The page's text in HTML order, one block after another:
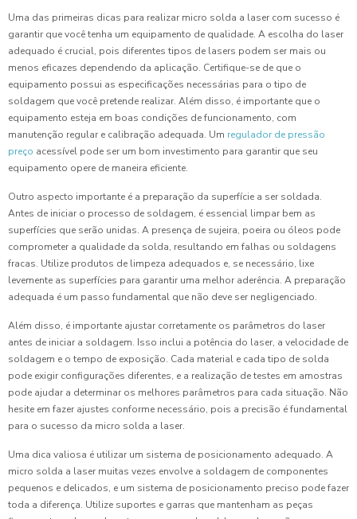
Uma das primeiras dicas para realizar micro solda a laser com sucesso é
garantir que você tenha um equipamento de qualidade. A escolha do laser
adequado é crucial, pois diferentes tipos de lasers podem ser mais ou
menos eficazes dependendo da aplicação. Certifique-se de que o
equipamento possui as especificações necessárias para o tipo de
soldagem que você pretende realizar. Além disso, é importante que o
equipamento esteja em boas condições de funcionamento, com
manutenção regular e calibração adequada. Um regulador de pressão
preço acessível pode ser um bom investimento para garantir que seu
equipamento opere de maneira eficiente.
Outro aspecto importante é a preparação da superfície a ser soldada.
Antes de iniciar o processo de soldagem, é essencial limpar bem as
superfícies que serão unidas. A presença de sujeira, poeira ou óleos pode
comprometer a qualidade da solda, resultando em falhas ou soldagens
fracas. Utilize produtos de limpeza adequados e, se necessário, lixe
levemente as superfícies para garantir uma melhor aderência. A preparação
adequada é um passo fundamental que não deve ser negligenciado.
Além disso, é importante ajustar corretamente os parâmetros do laser
antes de iniciar a soldagem. Isso inclui a potência do laser, a velocidade de
soldagem e o tempo de exposição. Cada material e cada tipo de solda
pode exigir configurações diferentes, e a realização de testes em amostras
pode ajudar a determinar os melhores parâmetros para cada situação. Não
hesite em fazer ajustes conforme necessário, pois a precisão é fundamental
para o sucesso da micro solda a laser.
Uma dica valiosa é utilizar um sistema de posicionamento adequado. A
micro solda a laser muitas vezes envolve a soldagem de componentes
pequenos e delicados, e um sistema de posicionamento preciso pode fazer
toda a diferença. Utilize suportes e garras que mantenham as peças